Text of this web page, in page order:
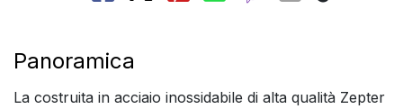
Panoramica
La costruita in acciaio inossidabile di alta qualità Zepter